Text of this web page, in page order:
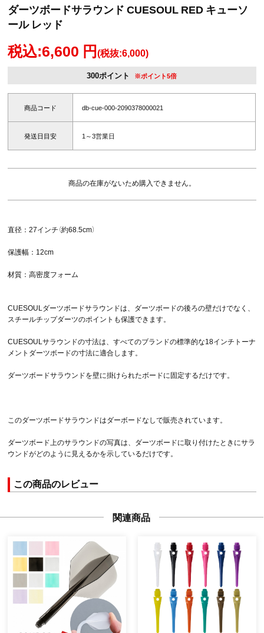
ダーツボードサラウンド CUESOUL RED キューソ
ール レッド
税込:6,600 円(税抜:6,000)
300ポイント ※ポイント5倍
商品コード db-cue-000-2090378000021
発送日目安 1～3営業日
商品の在庫がないため購入できません。
直径：27インチ（約68.5cm）
保護幅：12cm
材質：高密度フォーム
CUESOULダーツボードサラウンドは、ダーツボードの後ろの壁だけでなく、
スチールチップダーツのポイントも保護できます。
CUESOULサラウンドの寸法は、すべてのブランドの標準的な18インチトーナ
メントダーツボードの寸法に適合します。
ダーツボードサラウンドを壁に掛けられたボードに固定するだけです。
このダーツボードサラウンドはダーボードなしで販売されています。
ダーツボード上のサラウンドの写真は、ダーツボードに取り付けたときにサラ
ウンドがどのように見えるかを示しているだけです。
この商品のレビュー
関連商品